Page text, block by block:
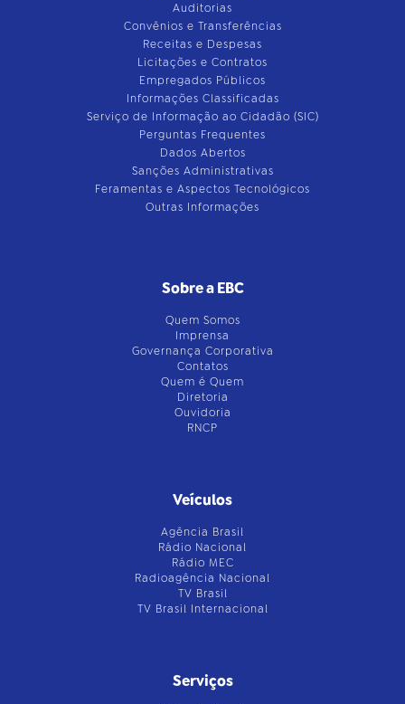
Auditorias
Convênios e Transferências
Receitas e Despesas
Licitações e Contratos
Empregados Públicos
Informações Classificadas
Serviço de Informação ao Cidadão (SIC)
Perguntas Frequentes
Dados Abertos
Sanções Administrativas
Feramentas e Aspectos Tecnológicos
Outras Informações
Sobre a EBC
Quem Somos
Imprensa
Governança Corporativa
Contatos
Quem é Quem
Diretoria
Ouvidoria
RNCP
Veículos
Agência Brasil
Rádio Nacional
Rádio MEC
Radioagência Nacional
TV Brasil
TV Brasil Internacional
Serviços